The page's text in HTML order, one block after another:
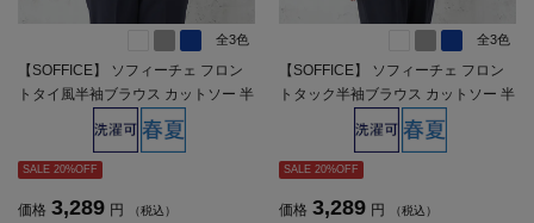
全3色
【SOFFICE】 ソフィーチェ フロン
トタイ風半袖ブラウス カットソー 半
袖プルオーバー ウォッシャブル 消臭
機能付き 春夏【レディース】
SALE 20%OFF
価格 3,289 円 （税込）
全3色
【SOFFICE】 ソフィーチェ フロン
トタック半袖ブラウス カットソー 半
袖プルオーバー ウォッシャブル 消臭
機能付き 春夏【レディース】
SALE 20%OFF
価格 3,289 円 （税込）